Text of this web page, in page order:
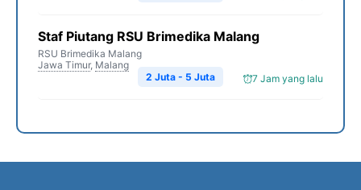
Staf Piutang RSU Brimedika Malang
RSU Brimedika Malang
Jawa Timur, Malang
7 Jam yang lalu
2 Juta - 5 Juta